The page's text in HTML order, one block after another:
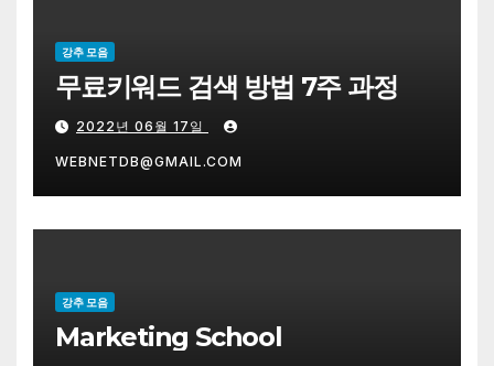
강추 모음
무료키워드 검색 방법 7주 과정
2022년 06월 17일
WEBNETDB@GMAIL.COM
강추 모음
Marketing School